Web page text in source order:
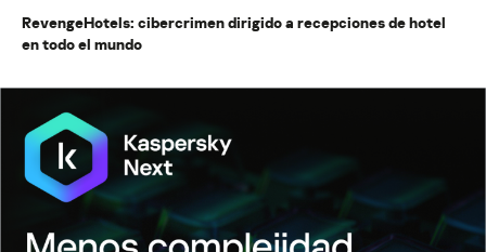
RevengeHotels: cibercrimen dirigido a recepciones de hotel
en todo el mundo